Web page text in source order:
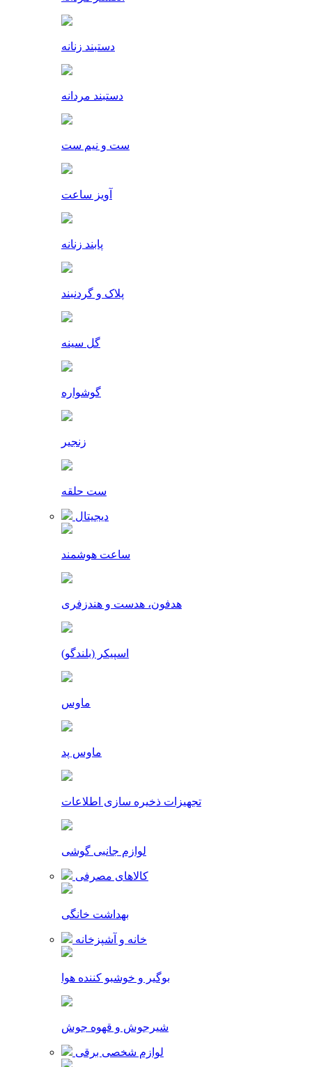
دستبند زنانه
دستبند مردانه
ست و نیم ست
آویز ساعت
پابند زنانه
پلاک و گردنبند
گل سینه
گوشواره
زنجیر
ست حلقه
دیجیتال
ساعت هوشمند
هدفون، هدست و هندزفری
اسپیکر (بلندگو)
ماوس
ماوس پد
تجهیزات ذخیره سازی اطلاعات
لوازم جانبی گوشی
کالاهای مصرفی
بهداشت خانگی
خانه و آشپزخانه
بوگیر و خوشبو کننده هوا
شیرجوش و قهوه جوش
لوازم شخصی برقی